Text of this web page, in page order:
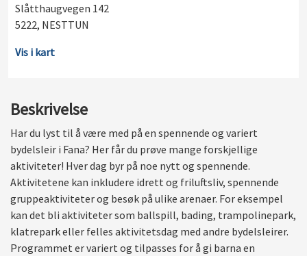
Slåtthaugvegen 142
5222, NESTTUN
Vis i kart
Beskrivelse
Har du lyst til å være med på en spennende og variert
bydelsleir i Fana? Her får du prøve mange forskjellige
aktiviteter! Hver dag byr på noe nytt og spennende.
Aktivitetene kan inkludere idrett og friluftsliv, spennende
gruppeaktiviteter og besøk på ulike arenaer. For eksempel
kan det bli aktiviteter som ballspill, bading, trampolinepark,
klatrepark eller felles aktivitetsdag med andre bydelsleirer.
Programmet er variert og tilpasses for å gi barna en